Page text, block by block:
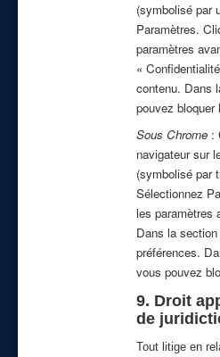
(symbolisé par
Paramètres.
paramètres
«
contenu. Dans
pouvez bloquer
Sous Chrome:
navigateur sur
(symbolisé par
Sélectionnez
les paramètres
Dans la
préférences.
vous pouvez
9. Droit
de
Tout litige en